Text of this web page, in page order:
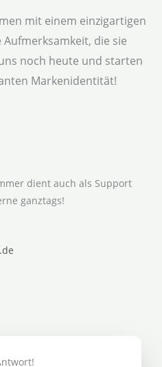
mit einem einzigartigen
die sie
noch heute und starten
Markenidentität!
dient auch als Support
ganztags!